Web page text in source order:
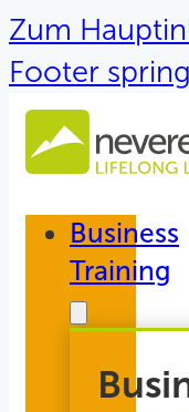
Zum
Footer
Business
Training